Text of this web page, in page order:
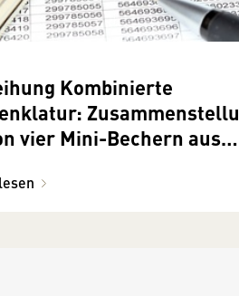
Kombinierte
Zusammenstellu
vier Mini-Bechern aus